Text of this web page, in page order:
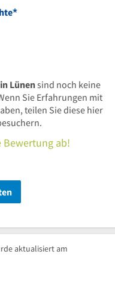
*
Lünensind noch keine
Sie Erfahrungen mit
teilen Sie diese hier
Bewertung ab!
aktualisiert am